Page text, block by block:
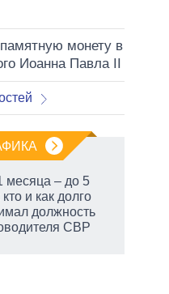
монету в
Иоанна Павла II
месяца – до 5
кто и как долго
должность
СВР